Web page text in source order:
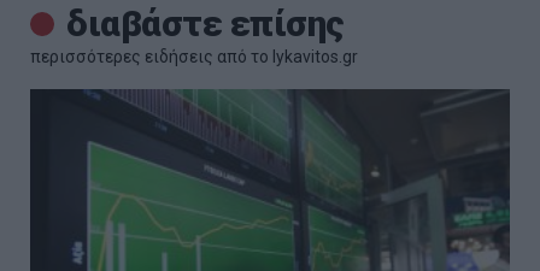
διαβάστε επίσης
περισσότερες ειδήσεις από το lykavitos.gr